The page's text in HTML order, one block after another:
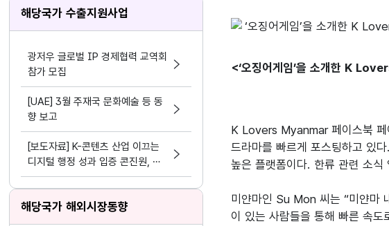
해당국가 수출지원사업
광저우 글로벌 IP 경제협력 교역회
참가 모집
[UAE] 3월 주재국 문화예술 등 동
향 보고
[보도자료] K-콘텐츠 산업 이끄는
디지털 행정 성과 입증 콘진원, 정
보화⋅데이터 분야 평가 3관왕 달성
해당국가 해외시장동향
<‘오징어게임’을 소개한 K
K Lovers Myanmar 페이스북 페
드라마를 빠르게 포스팅하고 있
높은 플랫폼이다. 한류 관련 소식
미얀마인 Su Mon 씨는 “미얀마
이 있는 사람들을 통해 빠른 속